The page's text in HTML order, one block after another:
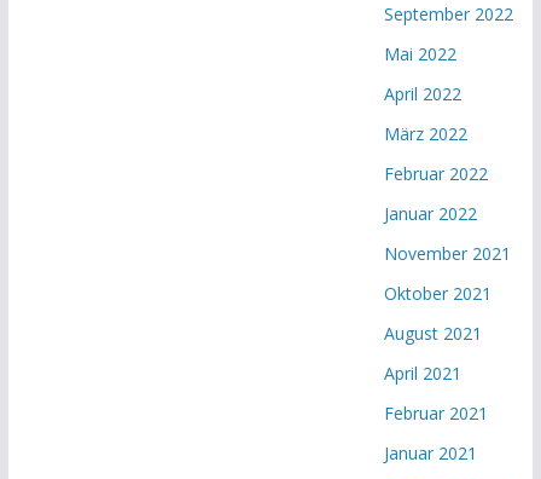
September 2022
Mai 2022
April 2022
März 2022
Februar 2022
Januar 2022
November 2021
Oktober 2021
August 2021
April 2021
Februar 2021
Januar 2021